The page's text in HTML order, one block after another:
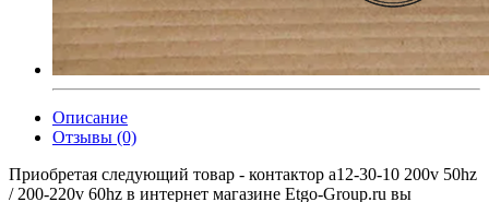
Описание
Отзывы (0)
Приобретая следующий товар - контактор a12-30-10 200v 50hz
/ 200-220v 60hz в интернет магазине Etgo-Group.ru вы